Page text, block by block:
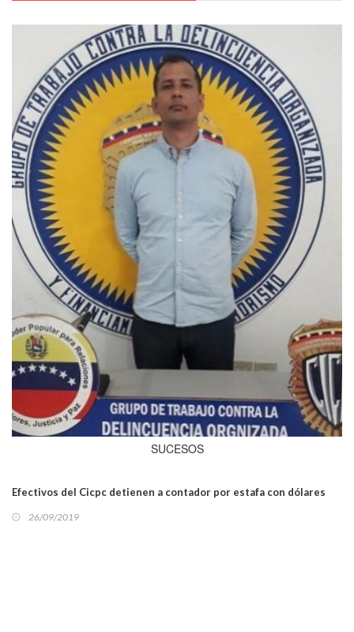
SUCESOS
Efectivos del Cicpc detienen a contador por estafa con dólares
26/09/2019